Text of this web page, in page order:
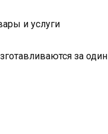
и услуги
за